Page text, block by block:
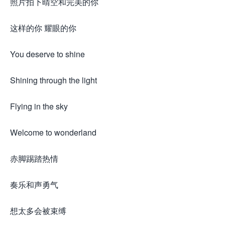
这样的你 耀眼的你
You deserve to shine
Shining through the light
Flying in the sky
Welcome to wonderland
赤脚踢踏热情
奏乐和声勇气
想太多会被束缚